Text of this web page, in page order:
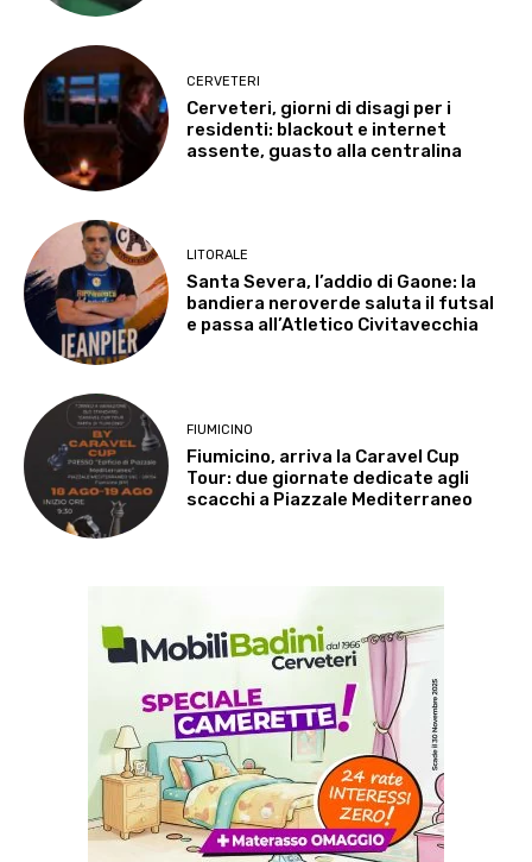
CERVETERI
Cerveteri, giorni di disagi per i
residenti: blackout e internet
assente, guasto alla centralina
LITORALE
Santa Severa, l’addio di Gaone: la
bandiera neroverde saluta il futsal
e passa all’Atletico Civitavecchia
FIUMICINO
Fiumicino, arriva la Caravel Cup
Tour: due giornate dedicate agli
scacchi a Piazzale Mediterraneo